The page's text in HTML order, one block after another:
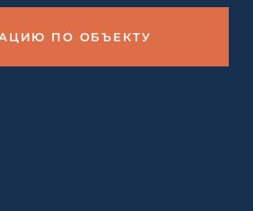
ПО ОБЪЕКТУ